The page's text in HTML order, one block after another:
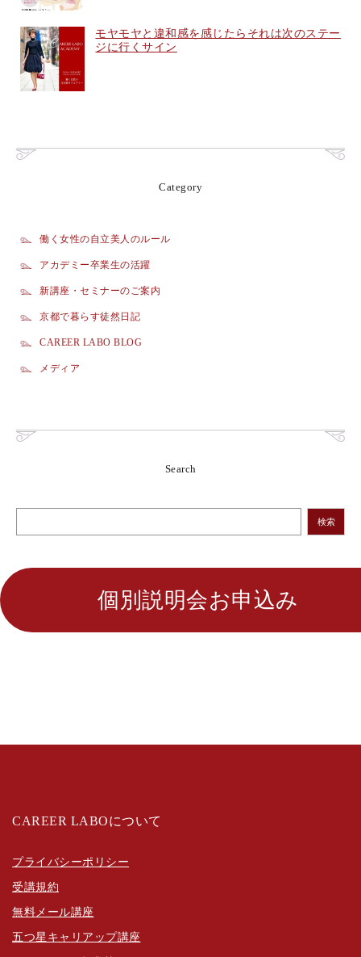
モヤモヤと違和感を感じたらそれは次のステー
ジに行くサイン
Category
働く女性の自立美人のルール
アカデミー卒業生の活躍
新講座・セミナーのご案内
京都で暮らす徒然日記
CAREER LABO BLOG
メディア
Search
検索
個別説明会お申込み
CAREER LABOについて
プライバシーポリシー
受講規約
無料メール講座
五つ星キャリアップ講座